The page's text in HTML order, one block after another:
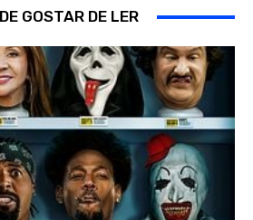
GOSTAR DE LER